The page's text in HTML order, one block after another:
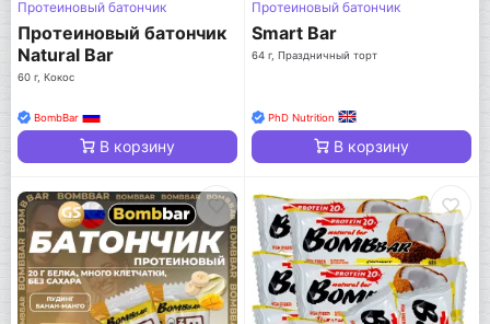
Протеиновый батончик
Протеиновый батончик
Natural Bar
60 г, Кокос
BombBar
В корзину
Протеиновый батончик
Smart Bar
64 г, Праздничный торт
PhD Nutrition
В корзину